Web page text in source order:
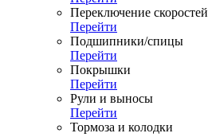
Переключение скоростей
Перейти
Подшипники/спицы
Перейти
Покрышки
Перейти
Рули и выносы
Перейти
Тормоза и колодки